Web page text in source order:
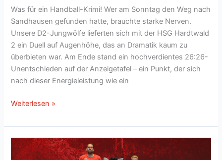
Was für ein Handball-Krimi! Wer am Sonntag den Weg nach
Sandhausen gefunden hatte, brauchte starke Nerven.
Unsere D2-Jungwölfe lieferten sich mit der HSG Hardtwald
2 ein Duell auf Augenhöhe, das an Dramatik kaum zu
überbieten war. Am Ende stand ein hochverdientes 26:26-
Unentschieden auf der Anzeigetafel – ein Punkt, der sich
nach dieser Energieleistung wie ein
Herzschlagfinale
Hardtwald:
Jungwölfe
beweisen
Weiterlesen »